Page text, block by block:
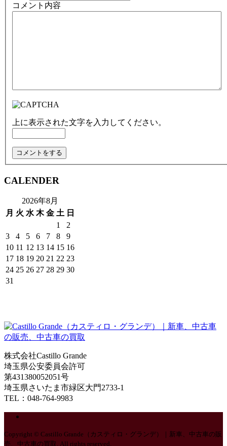
コメント内容
上に表示された文字を入力してください。
CALENDER
2026年8月
月 火 水 木 金 土 日
1
2
3
4 5 6 7 8
9
10 11 12 13 14 15 16
17 18 19 20 21 22 23
24 25 26 27 28 29 30
31
株式会社Castillo Grande
埼玉県公安委員会許可
第431380052051号
埼玉県さいたま市緑区大門2733-1
TEL：048-764-9983
Copyright © Castillo Grande（カスティロ・グランデ）｜新車、中古車の販
売、中古車の買取. All rights reserved.